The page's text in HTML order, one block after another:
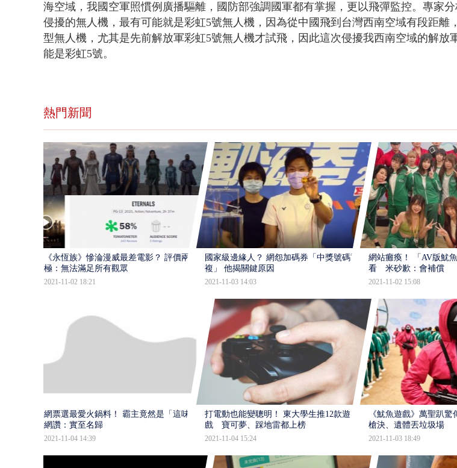
海空域，我國空軍照慣例廣播驅離，國防部強調國軍都有掌握，更以飛彈監控。專家
侵擾的無人機，最有可能就是彩虹5號無人機，因為從中國飛到台灣西南空域有段距離
型無人機，尤其是先前解放軍彩虹5號無人機才試飛，因此這次侵擾我西南空域的解放
能是彩虹5號。
熱門新聞
​《永恆族》慘淪漫威最差電影？ 評價兩
極：無法滿足所有觀眾
2021-11-02 18:21
國家級邊緣人？ 網怨加碼券「中獎號碼重
複」 他揭關鍵原因
2021-11-03 14:03
網站癱瘓！ 「AV版魷
看 米砂歉：會補償
2021-11-02 15:08
網票選最愛火鍋料！ 霸主竟然是「這味」
網讚：實至名歸
2021-11-04 14:39
打電動也能變聰明！ 東大學生推12款遊
戲 寶可夢、踩地雷都上榜
2021-11-04 15:24
《魷魚遊戲》萬聖趴驚
槍決、遺體丟垃圾場
2021-11-03 18:49